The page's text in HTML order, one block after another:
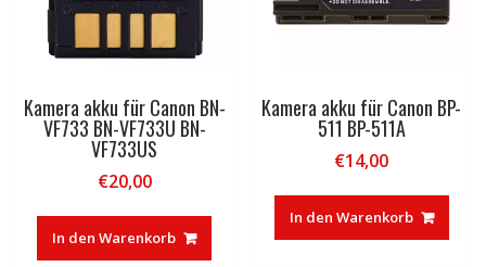
Kamera akku für Canon BN-
VF733 BN-VF733U BN-
VF733US
€20,00
In den Warenkorb
Kamera akku für Canon BP-
511 BP-511A
€14,00
In den Warenkorb